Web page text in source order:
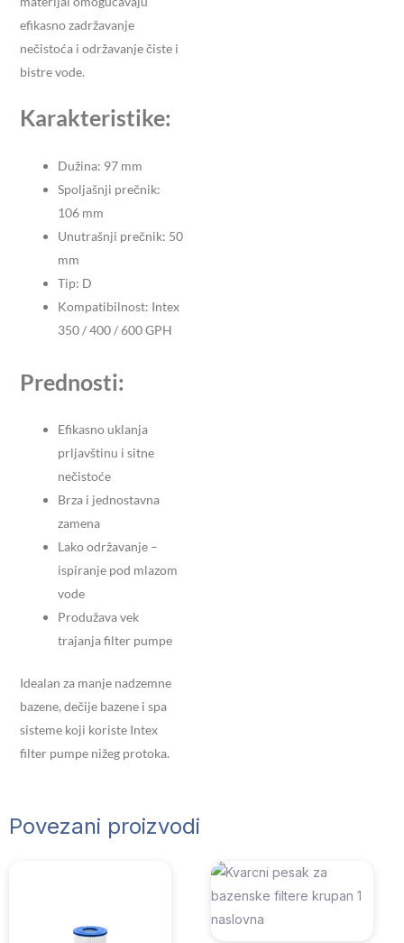
efikasno zadržavanje
nečistoća i održavanje čiste i
bistre vode.
Karakteristike:
Dužina: 97 mm
Spoljašnji prečnik:
106 mm
Unutrašnji prečnik: 50
mm
Tip: D
Kompatibilnost: Intex
350 / 400 / 600 GPH
Prednosti:
Efikasno uklanja
prljavštinu i sitne
nečistoće
Brza i jednostavna
zamena
Lako održavanje –
ispiranje pod mlazom
vode
Produžava vek
trajanja filter pumpe
Idealan za manje nadzemne
bazene, dečije bazene i spa
sisteme koji koriste Intex
filter pumpe nižeg protoka.
Povezani proizvodi